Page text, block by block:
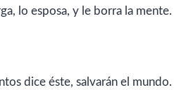
lo esposa, y le borra la mente.
dice éste, salvarán el mundo.